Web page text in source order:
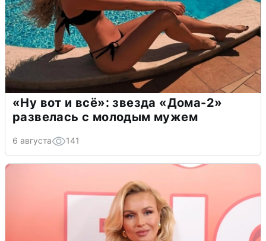
«Ну вот и всё»: звезда «Дома-2»
развелась с молодым мужем
6 августа 141